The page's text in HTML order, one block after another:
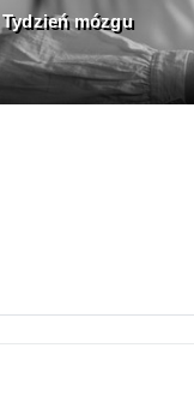
Tydzień mózgu